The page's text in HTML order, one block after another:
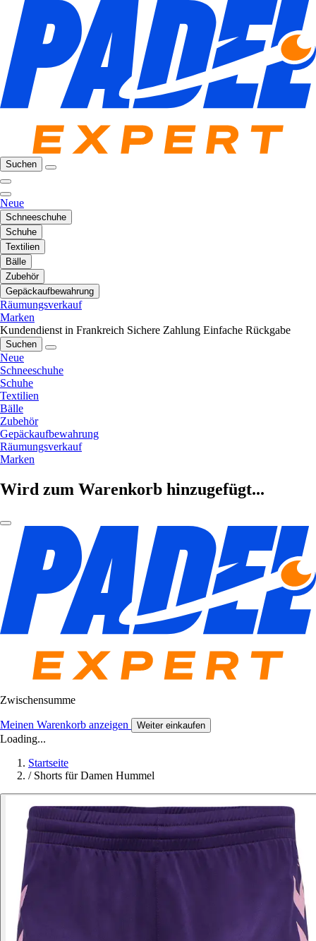
Suchen
Neue
Schneeschuhe
Schuhe
Textilien
Bälle
Zubehör
Gepäckaufbewahrung
Räumungsverkauf
Marken
Kundendienst in Frankreich Sichere Zahlung Einfache Rückgabe
Suchen
Neue
Schneeschuhe
Schuhe
Textilien
Bälle
Zubehör
Gepäckaufbewahrung
Räumungsverkauf
Marken
Wird zum Warenkorb hinzugefügt...
Zwischensumme
Meinen Warenkorb anzeigen Weiter einkaufen
Loading...
Startseite
/ Shorts für Damen Hummel